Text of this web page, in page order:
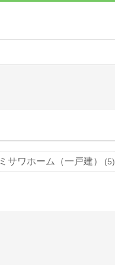
ミサワホーム（一戸建） 5